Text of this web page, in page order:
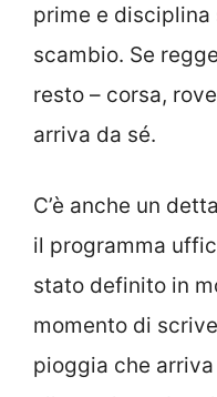
prime e
scambio. Se
resto – corsa,
arriva da sé.
C’è anche un
il programma
stato definito in
momento di
pioggia che